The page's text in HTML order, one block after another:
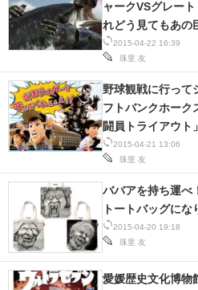
2015-04-22 16:39
珠里 友
ャークVSグレー
れどう見てもあの
2015-04-21 13:06
珠里 友
野球観戦に行っ
フトバンクホーク
闘員トライアウト
2015-04-20 19:18
珠里 友
ババアを持ち運
トートバッグにな
愛媛歴史文化博物